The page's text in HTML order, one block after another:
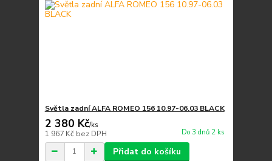
Světla zadní ALFA ROMEO 156 10.97-06.03 BLACK
2 380 Kč/ks
1 967 Kč bez DPH Do 3 dnů 2 ks
Přidat do košíku